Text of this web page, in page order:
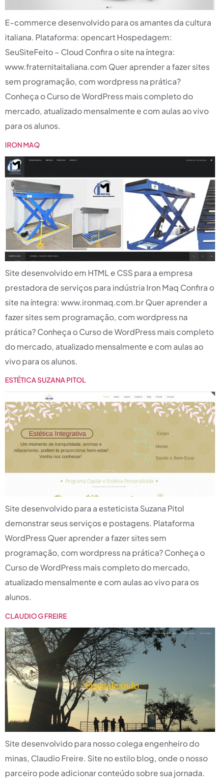
E-commerce desenvolvido para os amantes da cultura
italiana. Plataforma: opencart Hospedagem:
SeuSiteFeito – Cloud Confira o site na íntegra:
www.fraternitaitaliana.com Quer aprender a fazer sites
sem programação, com wordpress na prática?
Conheça o Curso de WordPress mais completo do
mercado, atualizado mensalmente e com aulas ao vivo
para os alunos.
IRON MAQ
Site desenvolvido em HTML e CSS para a empresa
prestadora de serviços para indústria Iron Maq Confira o
site na íntegra: www.ironmaq.com.br Quer aprender a
fazer sites sem programação, com wordpress na
prática? Conheça o Curso de WordPress mais completo
do mercado, atualizado mensalmente e com aulas ao
vivo para os alunos.
ESTÉTICA SUZANA PITOL
Site desenvolvido para a esteticista Suzana Pitol
demonstrar seus serviços e postagens. Plataforma
WordPress Quer aprender a fazer sites sem
programação, com wordpress na prática? Conheça o
Curso de WordPress mais completo do mercado,
atualizado mensalmente e com aulas ao vivo para os
alunos.
CLAUDIO G FREIRE
Site desenvolvido para nosso colega engenheiro do
minas, Claudio Freire. Site no estilo blog, onde o nosso
parceiro pode adicionar conteúdo sobre sua jornada.